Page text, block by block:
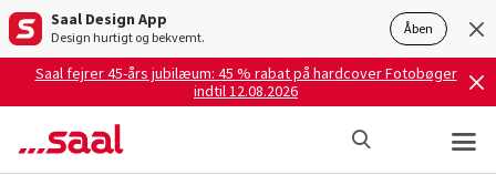
Saal Design App
Design hurtigt og bekvemt. Åben
Saal fejrer 45-års jubilæum: 45 % rabat på hardcover Fotobøger
indtil 12.08.2026